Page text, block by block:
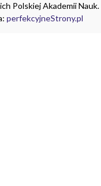
Polskiej Akademii Nauk.
perfekcyjneStrony.pl